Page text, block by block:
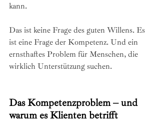
kann.
Das ist keine Frage des guten Willens. Es
ist eine Frage der Kompetenz. Und ein
ernsthaftes Problem für Menschen, die
wirklich Unterstützung suchen.
Das Kompetenzproblem – und
warum es Klienten betrifft